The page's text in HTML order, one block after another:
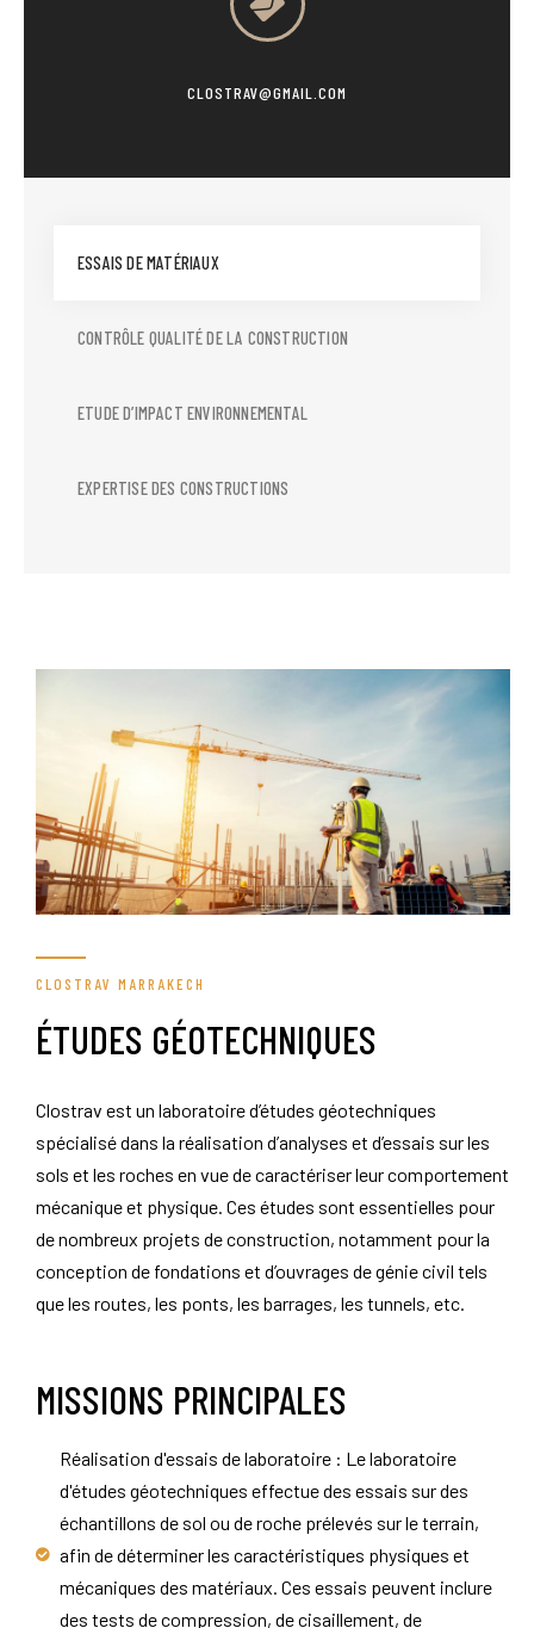
CLOSTRAV@GMAIL.COM
ESSAIS DE MATÉRIAUX
CONTRÔLE QUALITÉ DE LA CONSTRUCTION
ETUDE D’IMPACT ENVIRONNEMENTAL
EXPERTISE DES CONSTRUCTIONS
CLOSTRAV MARRAKECH
ÉTUDES GÉOTECHNIQUES
Clostrav est un laboratoire d’études géotechniques
spécialisé dans la réalisation d’analyses et d’essais sur les
sols et les roches en vue de caractériser leur comportement
mécanique et physique. Ces études sont essentielles pour
de nombreux projets de construction, notamment pour la
conception de fondations et d’ouvrages de génie civil tels
que les routes, les ponts, les barrages, les tunnels, etc.
MISSIONS PRINCIPALES
Réalisation d'essais de laboratoire : Le laboratoire
d'études géotechniques effectue des essais sur des
échantillons de sol ou de roche prélevés sur le terrain,
afin de déterminer les caractéristiques physiques et
mécaniques des matériaux. Ces essais peuvent inclure
des tests de compression, de cisaillement, de